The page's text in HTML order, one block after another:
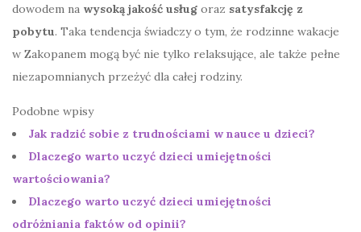
dowodem na wysoką jakość usług oraz satysfakcję z
pobytu. Taka tendencja świadczy o tym, że rodzinne wakacje
w Zakopanem mogą być nie tylko relaksujące, ale także pełne
niezapomnianych przeżyć dla całej rodziny.
Podobne wpisy
Jak radzić sobie z trudnościami w nauce u dzieci?
Dlaczego warto uczyć dzieci umiejętności
wartościowania?
Dlaczego warto uczyć dzieci umiejętności
odróżniania faktów od opinii?